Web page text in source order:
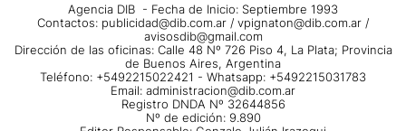
Agencia DIB - Fecha de Inicio: Septiembre 1993
Contactos: publicidad@dib.com.ar / vpignaton@dib.com.ar /
avisosdib@gmail.com
Dirección de las oficinas: Calle 48 Nº 726 Piso 4, La Plata; Provincia
de Buenos Aires, Argentina
Teléfono: +5492215022421 - Whatsapp: +5492215031783
Email: administracion@dib.com.ar
Registro DNDA Nº 32644856
Nº de edición: 9.890